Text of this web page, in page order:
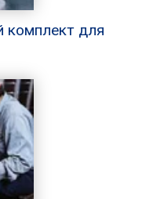
комплект для